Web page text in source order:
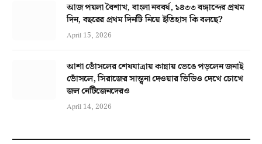
আজ পয়লা বৈশাখ, বাংলা নববর্ষ, ১৪৩৩ বঙ্গাব্দের প্রথম
দিন, বছরের প্রথম দিনটি নিয়ে ইতিহাস কি বলছে?
April 15, 2026
আশা ভোঁসলের শেষযাত্রায় কান্নায় ভেঙে পড়লেন জনাই
ভোঁসলে, সিরাজের সান্ত্বনা দেওয়ার ভিডিও দেখে চোখে
জল নেটিজেনদেরও
April 14, 2026